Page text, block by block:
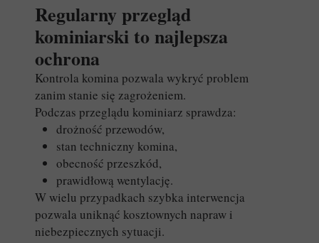
Regularny przegląd
kominiarski to najlepsza
ochrona
Kontrola komina pozwala wykryć problem
zanim stanie się zagrożeniem.
Podczas przeglądu kominiarz sprawdza:
drożność przewodów,
stan techniczny komina,
obecność przeszkód,
prawidłową wentylację.
W wielu przypadkach szybka interwencja
pozwala uniknąć kosztownych napraw i
niebezpiecznych sytuacji.